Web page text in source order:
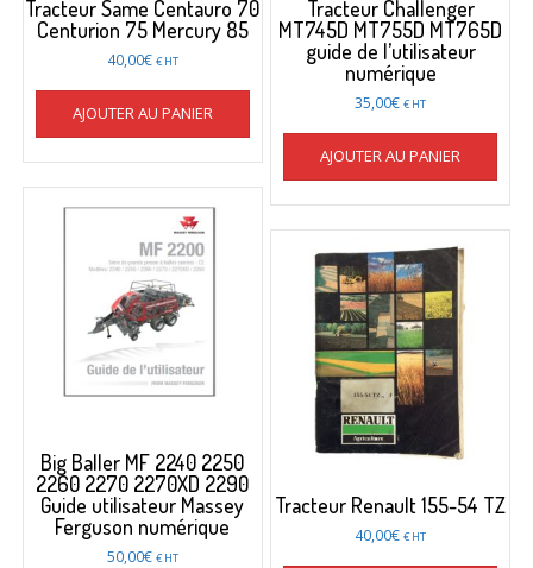
Tracteur Same Centauro 70
Centurion 75 Mercury 85
40,00€ € HT
AJOUTER AU PANIER
Tracteur Challenger
MT745D MT755D MT765D
guide de l’utilisateur
numérique
35,00€ € HT
AJOUTER AU PANIER
Big Baller MF 2240 2250
2260 2270 2270XD 2290
Guide utilisateur Massey
Ferguson numérique
50,00€ € HT
Tracteur Renault 155-54 TZ
40,00€ € HT